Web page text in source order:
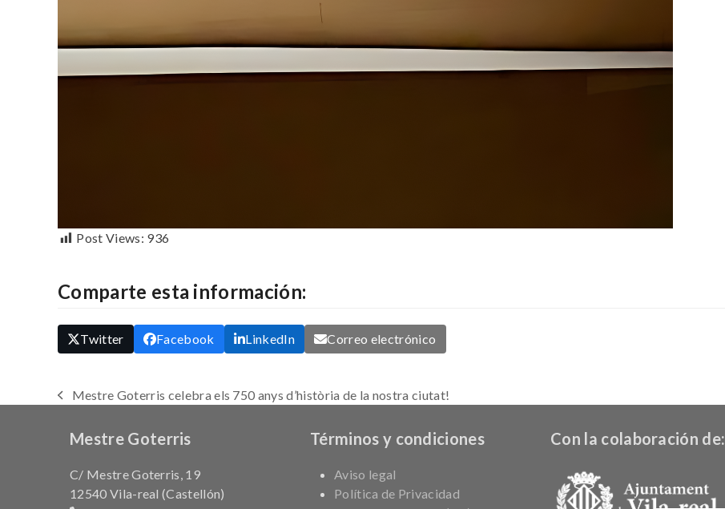
Post Views: 936
Comparte esta información:
Twitter Facebook LinkedIn Correo electrónico
previous
Mestre Goterris celebra els 750 anys d’història de la nostra ciutat!
Mestre Goterris
C/ Mestre Goterris, 19
12540 Vila-real (Castellón)
Términos y condiciones
Aviso legal
Política de Privacidad
Con la colaboración de: